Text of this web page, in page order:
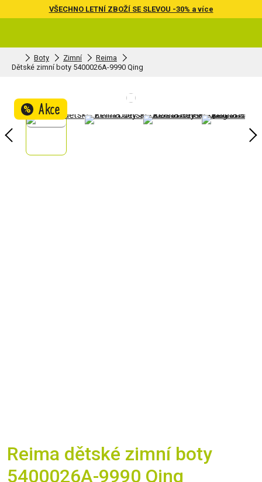
VŠECHNO LETNÍ ZBOŽÍ SE SLEVOU -30% a více
Boty Zimní
Reima
Dětské zimní boty 5400026A-9990 Qing
% Akce
Reima dětské zimní boty
5400026A-9990 Qing